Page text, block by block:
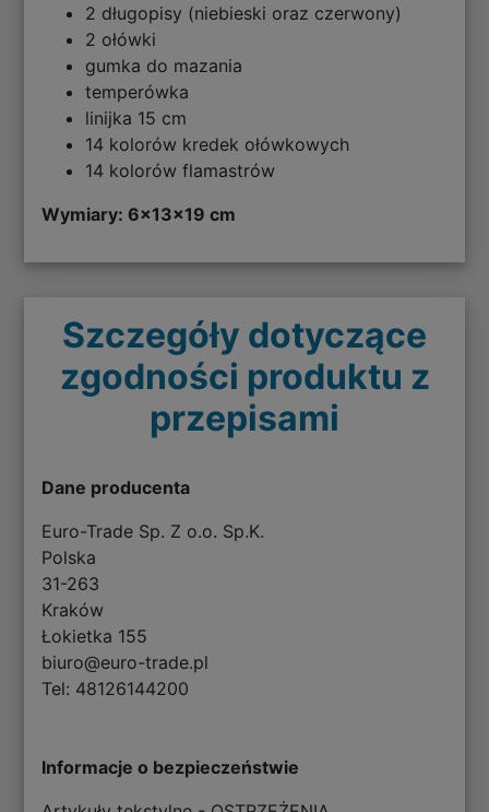
2 długopisy (niebieski oraz czerwony)
2 ołówki
gumka do mazania
temperówka
linijka 15 cm
14 kolorów kredek ołówkowych
14 kolorów flamastrów
Wymiary: 6x13x19 cm
Szczegóły dotyczące
zgodności produktu z
przepisami
Dane producenta
Euro-Trade Sp. Z o.o. Sp.K.
Polska
31-263
Kraków
Łokietka 155
biuro@euro-trade.pl
Tel: 48126144200
Informacje o bezpieczeństwie